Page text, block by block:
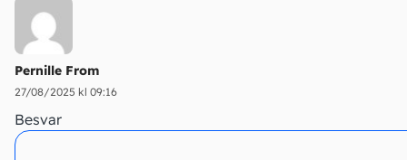
Pernille From
27/08/2025 kl 09:16
Besvar